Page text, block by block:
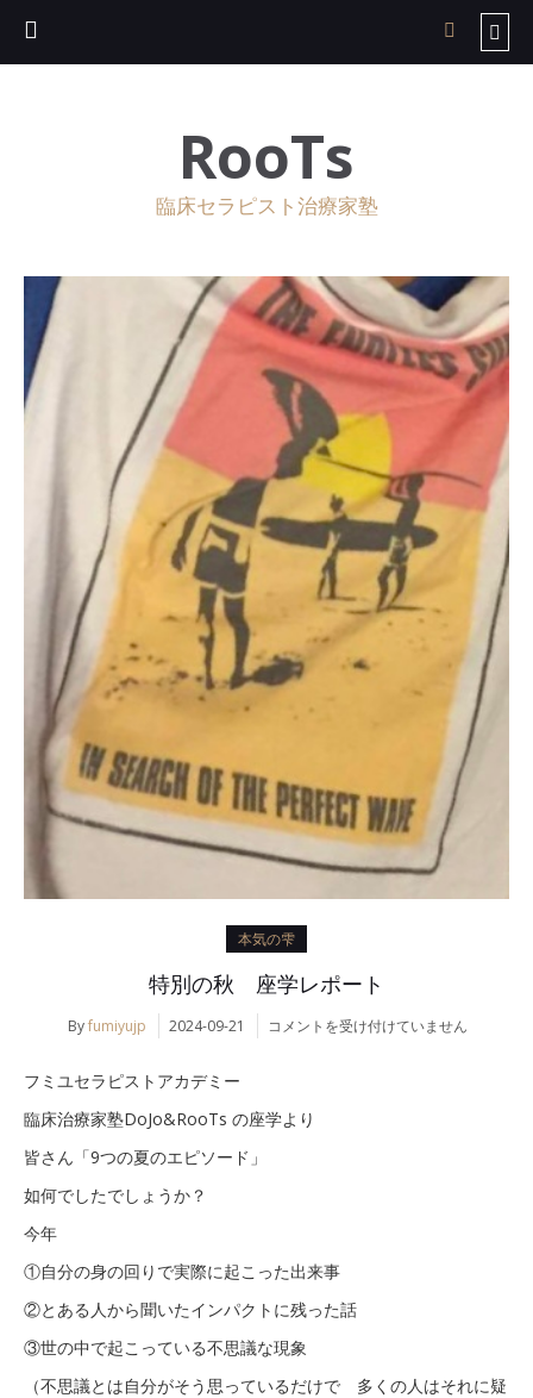
RooTs
臨床セラピスト治療家塾
本気の雫
特別の秋 座学レポート
Byfumiyujp 2024-09-21
特
座
コメントを受け付けていません
フミユセラピストアカデミー
臨床治療家塾DoJo&RooTs の座学より
皆さん「9つの夏のエピソード」
如何でしたでしょうか？
今年
①自分の身の回りで実際に起こった出来事
②とある人から聞いたインパクトに残った話
③世の中で起こっている不思議な現象
（不思議とは自分がそう思っているだけで 多くの人はそれに疑